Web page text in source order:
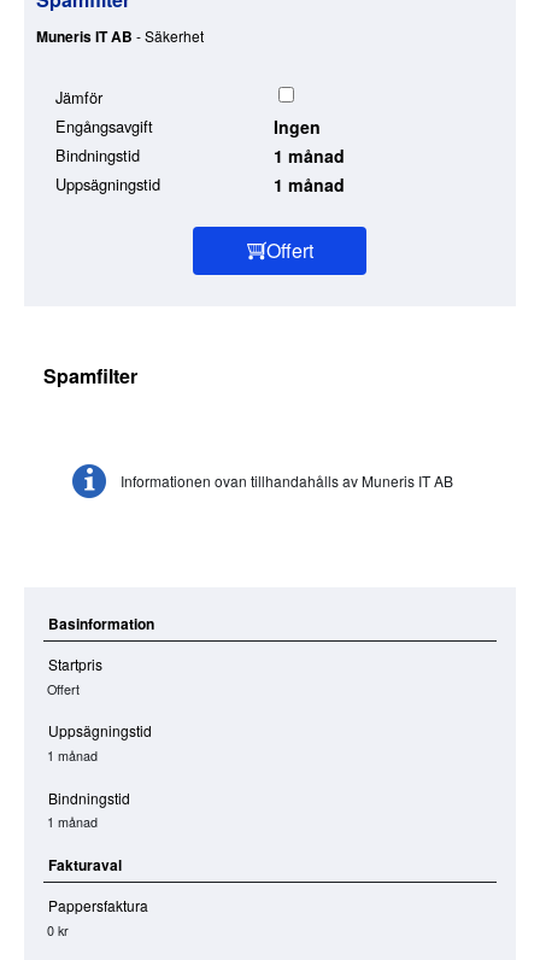
Muneris IT AB - Säkerhet
Jämför
Engångsavgift
Ingen
Bindningstid 1 månad
Uppsägningstid 1 månad
Offert
Spamfilter
Informationen ovan tillhandahålls av Muneris IT AB
Basinformation
Startpris
Offert
Uppsägningstid
1 månad
Bindningstid
1 månad
Fakturaval
Pappersfaktura
0 kr